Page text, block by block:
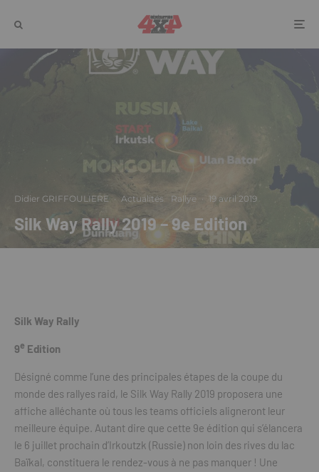
Didier GRIFFOULIERE · Actualités Rallye · 19 avril 2019
Silk Way Rally 2019 – 9e Edition
Silk Way Rally
9e Edition
Désigné comme l’une des principales étapes de la coupe du
monde des rallyes raid, le Silk Way Rally 2019 proposera une
affiche alléchante où tous les teams officiels aligneront leur
meilleure équipe. Autant dire que cette 9e édition qui s’élancera
le 6 juillet prochain d’Irkoutzk (Russie) non loin des rives du lac
Baïkal, constituera le rendez-vous à ne pas manquer ! Une